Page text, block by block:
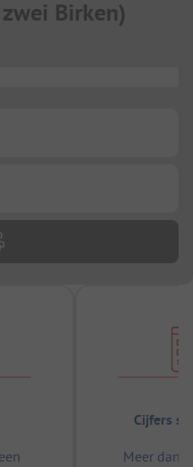
Birken)
Cijfers
Meer dan